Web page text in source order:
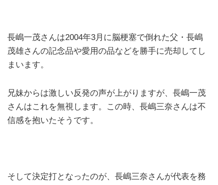
長嶋一茂さんは2004年3月に脳梗塞で倒れた父・長嶋
茂雄さんの記念品や愛用の品などを勝手に売却してし
まいます。
兄妹からは激しい反発の声が上がりますが、長嶋一茂
さんはこれを無視します。この時、長嶋三奈さんは不
信感を抱いたそうです。
そして決定打となったのが、長嶋三奈さんが代表を務